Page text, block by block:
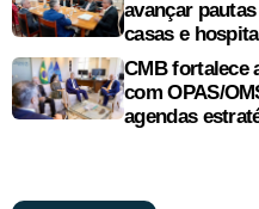
avançar
casas e
CMB fortalece
com OPAS/
agendas